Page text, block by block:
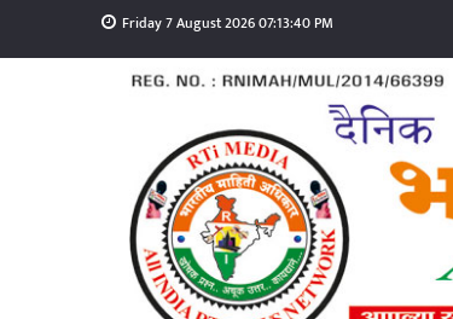
Friday 7 August 2026 07:13:41 PM